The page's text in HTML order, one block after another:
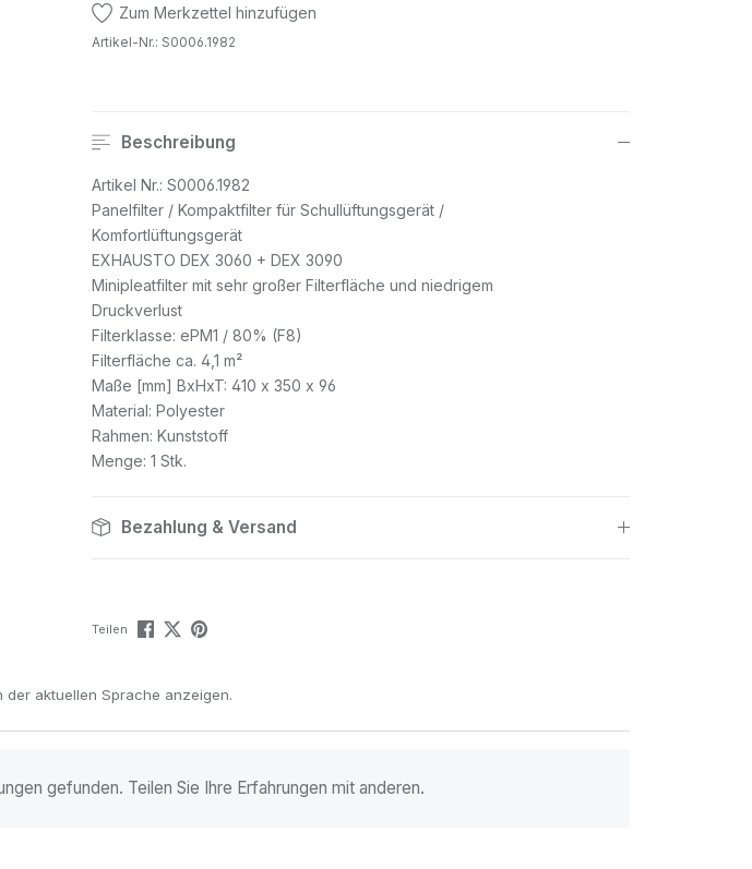
Zum Merkzettel hinzufügen
Artikel-Nr.: S0006.1982
Beschreibung
Artikel Nr.: S0006.1982
Panelfilter / Kompaktfilter für Schullüftungsgerät /
Komfortlüftungsgerät
EXHAUSTO DEX 3060 + DEX 3090
Minipleatfilter mit sehr großer Filterfläche und niedrigem
Druckverlust
Filterklasse: ePM1 / 80% (F8)
Filterfläche ca. 4,1 m²
Maße [mm] BxHxT: 410 x 350 x 96
Material: Polyester
Rahmen: Kunststoff
Menge: 1 Stk.
Bezahlung & Versand
Teilen
der aktuellen Sprache anzeigen.
gefunden. Teilen Sie Ihre Erfahrungen mit anderen.